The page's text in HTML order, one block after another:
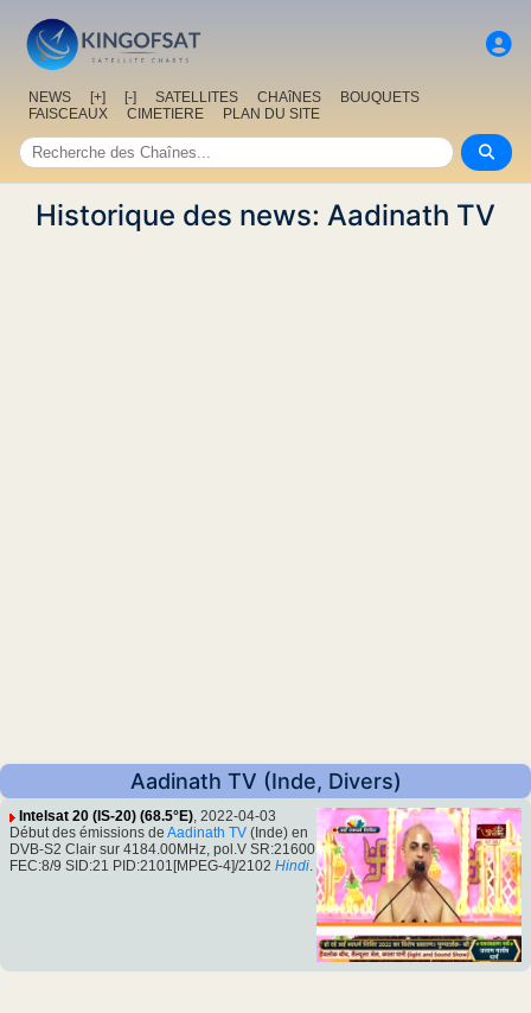
NEWS [+] [-] SATELLITES CHAîNES
BOUQUETS
FAISCEAUX
CIMETIERE PLAN DU SITE
Historique des news: Aadinath TV
Aadinath TV (Inde, Divers)
Intelsat 20 (IS-20) (68.5°E), 2022-04-03
Début des émissions de Aadinath TV (Inde) en
DVB-S2 Clair sur 4184.00MHz, pol.V SR:21600
FEC:8/9 SID:21 PID:2101[MPEG-4]/2102 Hindi.